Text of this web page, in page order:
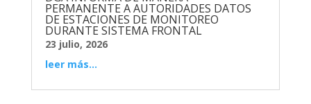
PERMANENTE A AUTORIDADES DATOS
DE ESTACIONES DE MONITOREO
DURANTE SISTEMA FRONTAL
23 julio, 2026
leer más...